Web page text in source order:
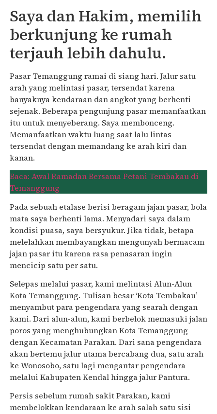
Saya dan Hakim, memilih
berkunjung ke rumah
terjauh lebih dahulu.
Pasar Temanggung ramai di siang hari. Jalur satu
arah yang melintasi pasar, tersendat karena
banyaknya kendaraan dan angkot yang berhenti
sejenak. Beberapa pengunjung pasar memanfaatkan
itu untuk menyeberang. Saya membonceng.
Memanfaatkan waktu luang saat lalu lintas
tersendat dengan memandang ke arah kiri dan
kanan.
Baca: Awal Ramadan Bersama Petani Tembakau di
Temanggung
Pada sebuah etalase berisi beragam jajan pasar, bola
mata saya berhenti lama. Menyadari saya dalam
kondisi puasa, saya bersyukur. Jika tidak, betapa
melelahkan membayangkan mengunyah bermacam
jajan pasar itu karena rasa penasaran ingin
mencicip satu per satu.
Selepas melalui pasar, kami melintasi Alun-Alun
Kota Temanggung. Tulisan besar ‘Kota Tembakau’
menyambut para pengendara yang searah dengan
kami. Dari alun-alun, kami berbelok memasuki jalan
poros yang menghubungkan Kota Temanggung
dengan Kecamatan Parakan. Dari sana pengendara
akan bertemu jalur utama bercabang dua, satu arah
ke Wonosobo, satu lagi mengantar pengendara
melalui Kabupaten Kendal hingga jalur Pantura.
Persis sebelum rumah sakit Parakan, kami
membelokkan kendaraan ke arah salah satu sisi